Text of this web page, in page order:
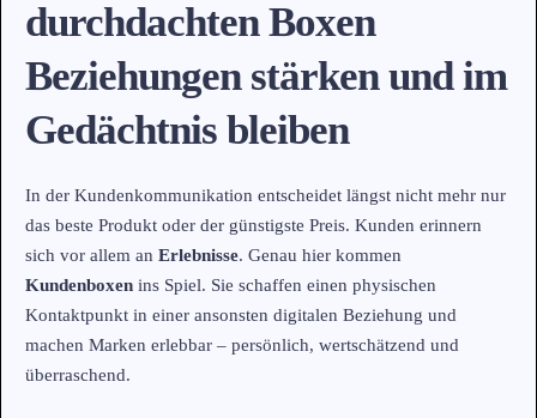
durchdachten Boxen
Beziehungen stärken und im
Gedächtnis bleiben
In der Kundenkommunikation entscheidet längst nicht mehr nur
das beste Produkt oder der günstigste Preis. Kunden erinnern
sich vor allem an Erlebnisse. Genau hier kommen
Kundenboxen ins Spiel. Sie schaffen einen physischen
Kontaktpunkt in einer ansonsten digitalen Beziehung und
machen Marken erlebbar – persönlich, wertschätzend und
überraschend.